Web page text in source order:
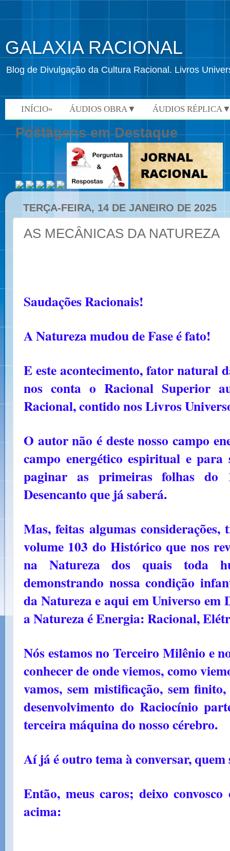
GALAXIA RACIONAL
Blog de Divulgação da Cultura Racional. Livros
INÍCIO» ÁUDIOS OBRA▼ ÁUDIOS
VÍDEOS»
Postagens em Destaque
TERÇA-FEIRA, 14 DE JANEIRO DE 2025
AS MECÂNICAS DA NATUREZA
Saudações Racionais!
A Natureza mudou de Fase é fato!
E este acontecimento, fator natural
nos conta o Racional Superior
Racional, contido nos Livros
O autor não é deste nosso campo
campo energético espiritual e
paginar as primeiras folhas
Desencanto que já saberá.
Mas, feitas algumas
volume 103 do Histórico que nos
na Natureza dos quais toda
demonstrando nossa condição
da Natureza e aqui em Universo em
a Natureza é Energia: Racional,
Nós estamos no Terceiro Milênio e
conhecer de onde viemos, como
vamos, sem mistificação, sem
desenvolvimento do Raciocínio
terceira máquina do nosso cérebro.
Aí já é outro tema à conversar,
Então, meus caros; deixo
acima: